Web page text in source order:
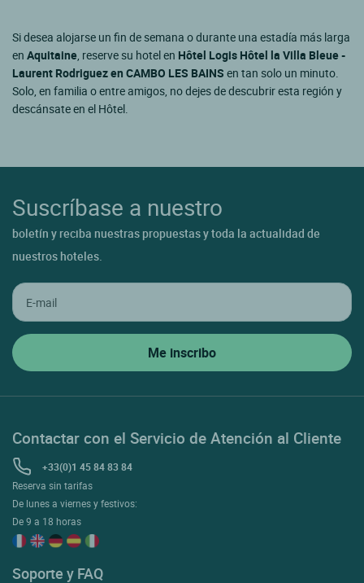
Si desea alojarse un fin de semana o durante una estadía más larga
en Aquitaine, reserve su hotel en Hôtel Logis Hôtel la Villa Bleue -
Laurent Rodriguez en CAMBO LES BAINS en tan solo un minuto.
Solo, en familia o entre amigos, no dejes de descubrir esta región y
descánsate en el Hôtel.
Suscríbase a nuestro
boletín y reciba nuestras propuestas y toda la actualidad de
nuestros hoteles.
Contactar con el Servicio de Atención al Cliente
+33(0)1 45 84 83 84
Reserva sin tarifas
De lunes a viernes y festivos:
De 9 a 18 horas
Soporte y FAQ